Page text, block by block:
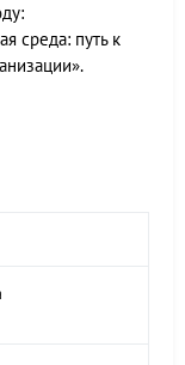
среда: путь к